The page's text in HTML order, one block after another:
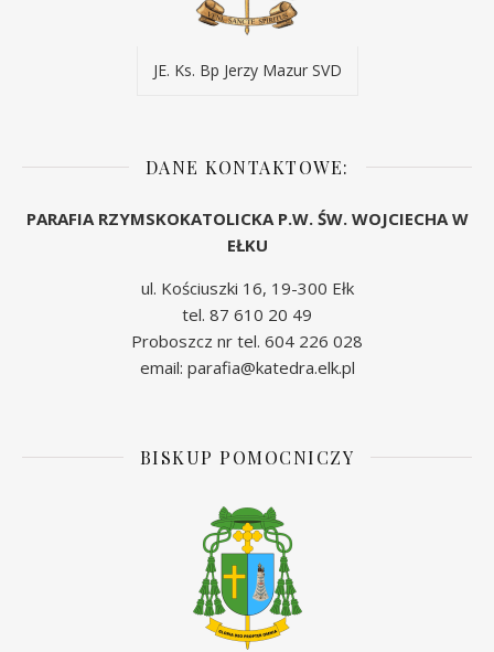
JE. Ks. Bp Jerzy Mazur SVD
DANE KONTAKTOWE:
PARAFIA RZYMSKOKATOLICKA P.W. ŚW. WOJCIECHA W
EŁKU
ul. Kościuszki 16, 19-300 Ełk
tel. 87 610 20 49
Proboszcz nr tel. 604 226 028
email: parafia@katedra.elk.pl
BISKUP POMOCNICZY